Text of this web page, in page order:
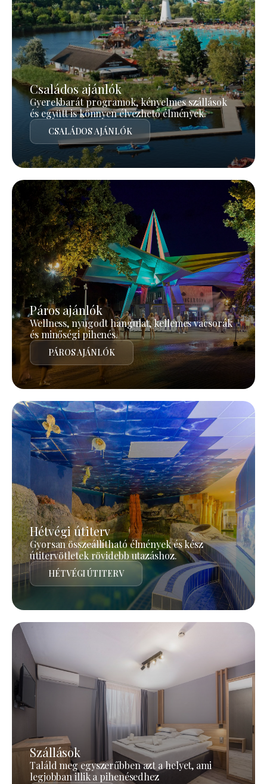
Családos ajánlók
Gyerekbarát programok, kényelmes szállások
és együtt is könnyen élvezhető élmények.
CSALÁDOS AJÁNLÓK
Páros ajánlók
Wellness, nyugodt hangulat, kellemes vacsorák
és minőségi pihenés.
PÁROS AJÁNLÓK
Hétvégi útiterv
Gyorsan összeállítható élmények és kész
útitervötletek rövidebb utazáshoz.
HÉTVÉGI ÚTITERV
Szállások
Találd meg egyszerűbben azt a helyet, ami
legjobban illik a pihenésedhez